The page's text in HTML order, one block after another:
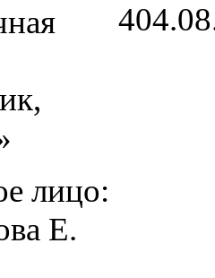
лицо:
Е.
4